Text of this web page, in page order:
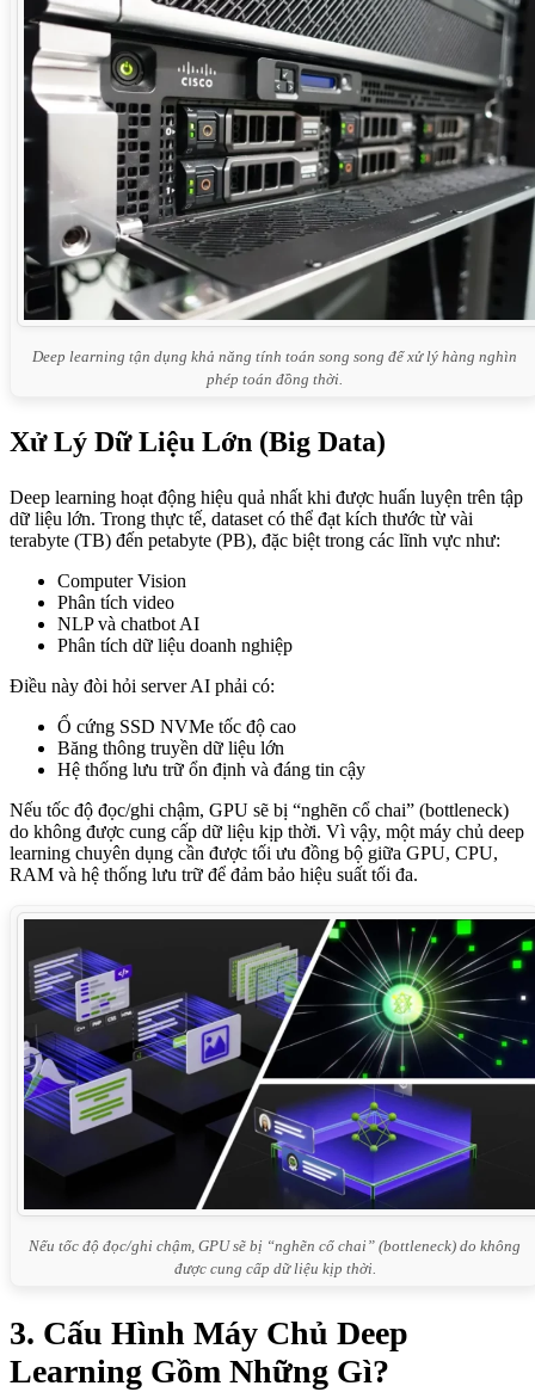
Deep learning tận dụng khả năng tính toán song song để xử lý hàng nghìn
phép toán đồng thời.
Xử Lý Dữ Liệu Lớn (Big Data)
Deep learning hoạt động hiệu quả nhất khi được huấn luyện trên tập
dữ liệu lớn. Trong thực tế, dataset có thể đạt kích thước từ vài
terabyte (TB) đến petabyte (PB), đặc biệt trong các lĩnh vực như:
Computer Vision
Phân tích video
NLP và chatbot AI
Phân tích dữ liệu doanh nghiệp
Điều này đòi hỏi server AI phải có:
Ổ cứng SSD NVMe tốc độ cao
Băng thông truyền dữ liệu lớn
Hệ thống lưu trữ ổn định và đáng tin cậy
Nếu tốc độ đọc/ghi chậm, GPU sẽ bị “nghẽn cổ chai” (bottleneck)
do không được cung cấp dữ liệu kịp thời. Vì vậy, một máy chủ deep
learning chuyên dụng cần được tối ưu đồng bộ giữa GPU, CPU,
RAM và hệ thống lưu trữ để đảm bảo hiệu suất tối đa.
Nếu tốc độ đọc/ghi chậm, GPU sẽ bị “nghẽn cổ chai” (bottleneck) do không
được cung cấp dữ liệu kịp thời.
3. Cấu Hình Máy Chủ Deep
Learning Gồm Những Gì?